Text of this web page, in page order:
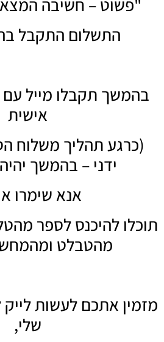
התשלום התקבל
תקבלו מייל עם
אישית
תהליך משלוח
ידני – בהמשך יהיה
אנא שימרו
להיכנס לספר
מהטבלט ומהמחשב
אתכם לעשות לייק
שלי,